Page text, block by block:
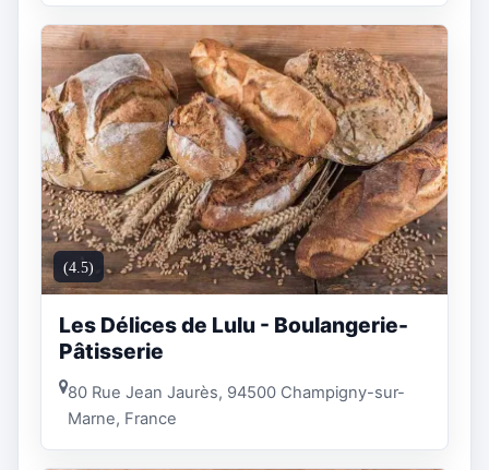
(4.5)
Les Délices de Lulu - Boulangerie-
Pâtisserie
80 Rue Jean Jaurès, 94500 Champigny-sur-
Marne, France